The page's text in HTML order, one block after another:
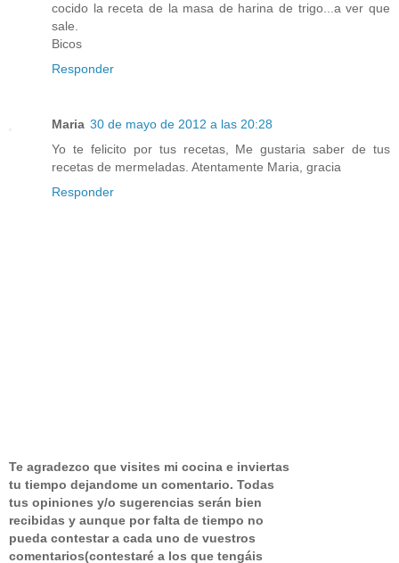
cocido la receta de la masa de harina de trigo...a ver que
sale.
Bicos
Responder
Maria 30 de mayo de 2012 a las 20:28
Yo te felicito por tus recetas, Me gustaria saber de tus
recetas de mermeladas. Atentamente Maria, gracia
Responder
Te agradezco que visites mi cocina e inviertas
tu tiempo dejandome un comentario. Todas
tus opiniones y/o sugerencias serán bien
recibidas y aunque por falta de tiempo no
pueda contestar a cada uno de vuestros
comentarios(contestaré a los que tengáis